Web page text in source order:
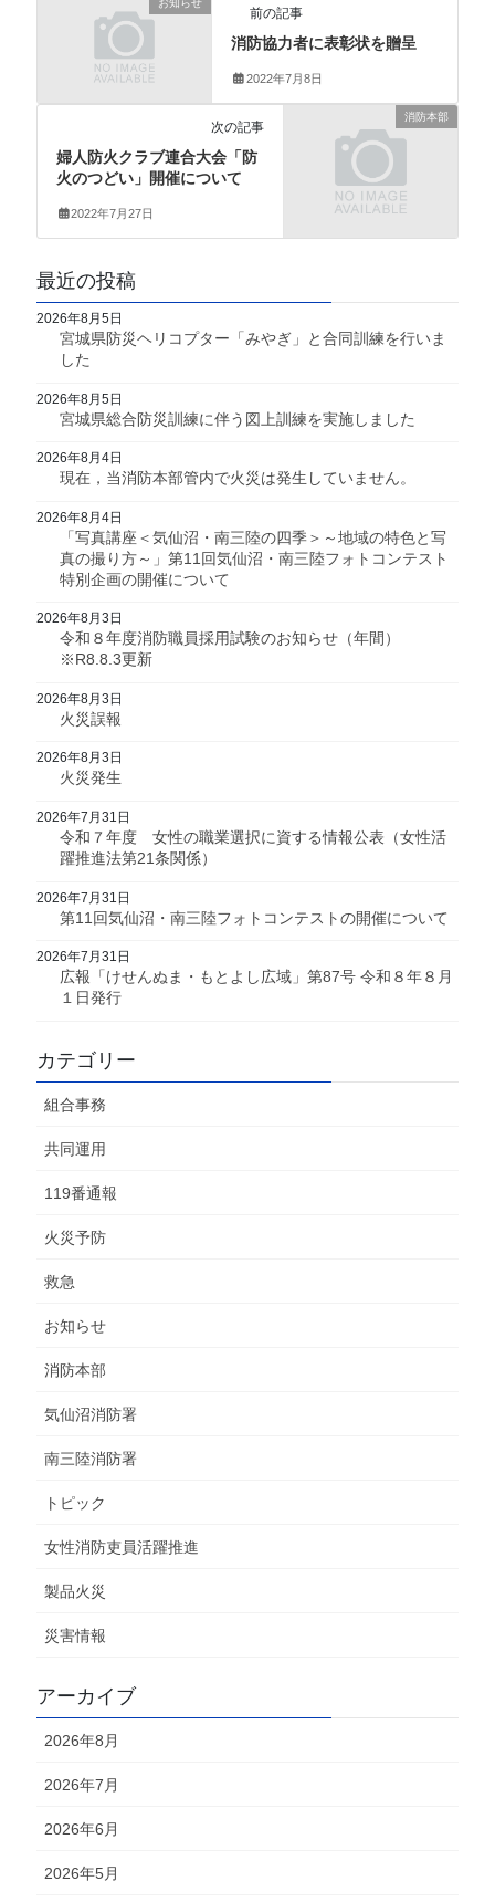
お知らせ
前の記事
消防協力者に表彰状を贈呈
2022年7月8日
消防本部
次の記事
婦人防火クラブ連合大会「防
火のつどい」開催について
2022年7月27日
最近の投稿
宮城県防災ヘリコプター「みやぎ」と合同訓練を行いま
した
2026年8月5日
宮城県総合防災訓練に伴う図上訓練を実施しました
2026年8月5日
現在，当消防本部管内で火災は発生していません。
2026年8月4日
「写真講座＜気仙沼・南三陸の四季＞～地域の特色と写
真の撮り方～」第11回気仙沼・南三陸フォトコンテスト
特別企画の開催について
2026年8月4日
令和８年度消防職員採用試験のお知らせ（年間）
※R8.8.3更新
2026年8月3日
火災誤報
2026年8月3日
火災発生
2026年8月3日
令和７年度 女性の職業選択に資する情報公表（女性活
躍推進法第21条関係）
2026年7月31日
第11回気仙沼・南三陸フォトコンテストの開催について
2026年7月31日
広報「けせんぬま・もとよし広域」第87号 令和８年８月
１日発行
2026年7月31日
カテゴリー
組合事務
共同運用
119番通報
火災予防
救急
お知らせ
消防本部
気仙沼消防署
南三陸消防署
トピック
女性消防吏員活躍推進
製品火災
災害情報
アーカイブ
2026年8月
2026年7月
2026年6月
2026年5月